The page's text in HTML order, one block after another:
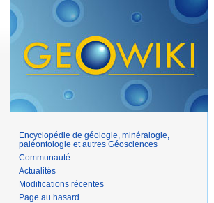
Encyclopédie de géologie, minéralogie,
paléontologie et autres Géosciences
Communauté
Actualités
Modifications récentes
Page au hasard